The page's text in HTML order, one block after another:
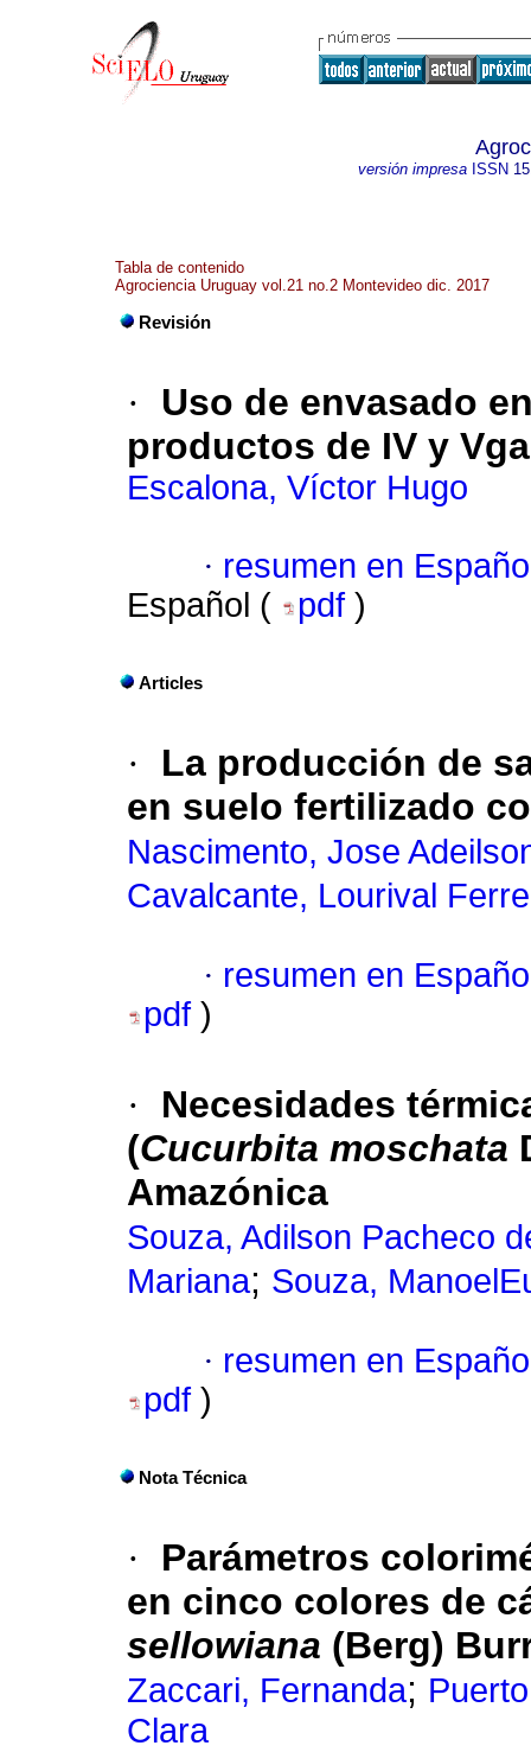
versión impresaISSN
Tabla de contenido
Agrociencia Uruguay vol.21 no.2 Montevideo dic. 2017
Revisión
·
Uso de envasado
productos de IV y
Escalona, Víctor Hugo
· resumen en
Español (
pdf )
Articles
·
La producción de
en suelo fertilizado
Nascimento, Jose
Cavalcante, Lourival
· resumen en
pdf )
·
Necesidades
(Cucurbita moschata
Amazónica
Souza, Adilson Pacheco
Mariana; Souza,
· resumen en
pdf )
Nota Técnica
·
Parámetros
en cinco colores de
sellowiana (Berg)
Zaccari, Fernanda;
Clara